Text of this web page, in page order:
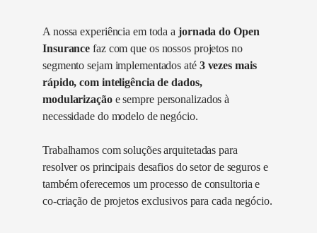
A nossa experiência em toda a jornada do Open
Insurance faz com que os nossos projetos no
segmento sejam implementados até 3 vezes mais
rápido, com inteligência de dados,
modularizaçãoe sempre personalizados à
necessidade do modelo de negócio.
Trabalhamos com soluções arquitetadas para
resolver os principais desafios do setor de seguros e
também oferecemos um processo de consultoria e
co-criação de projetos exclusivos para cada negócio.